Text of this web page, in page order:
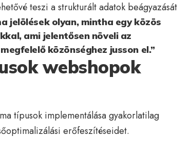
teszi a strukturált adatok beágyazását
jelölések olyan, mintha egy közös
ami jelentősen növeli az
közönséghez jusson el.”
webshopok
típusok implementálása gyakorlatilag
erőfeszítéseidet.